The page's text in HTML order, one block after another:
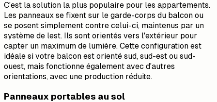
C'est la solution la plus populaire pour les appartements.
Les panneaux se fixent sur le garde-corps du balcon ou
se posent simplement contre celui-ci, maintenus par un
système de lest. Ils sont orientés vers l'extérieur pour
capter un maximum de lumière. Cette configuration est
idéale si votre balcon est orienté sud, sud-est ou sud-
ouest, mais fonctionne également avec d'autres
orientations, avec une production réduite.
Panneaux portables au sol